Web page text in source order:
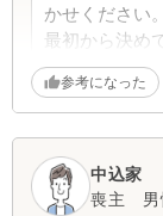
説明の
家族
ます。
でいた
た、
で「す
ていた
お手伝
も、よ
かせください。
最初から決め
す。
・当社でのお
感想がござい
式進行の流れ
こちらで行え
参考になった
中込家
喪主